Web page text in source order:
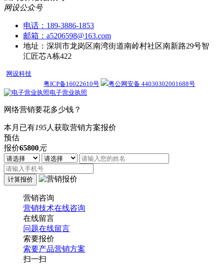
网设公众号
电话：189-3886-1853
邮箱：a5206598@163.com
地址：深圳市龙岗区南湾街道南岭村社区南新路29号智
汇匠芯A栋422
网设科技
粤ICP备16022610号
粤公网安备 44030302001688号
电子营业执照
网络营销要花多少钱？
本月已有195人获取营销方案报价
预估
报价65800元
营销咨询
营销技术在线咨询
在线留言
问题在线留言
索要报价
索要产品营销方案
扫一扫